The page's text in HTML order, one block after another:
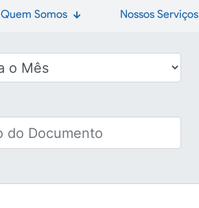
Quem Somos Nossos Serviços